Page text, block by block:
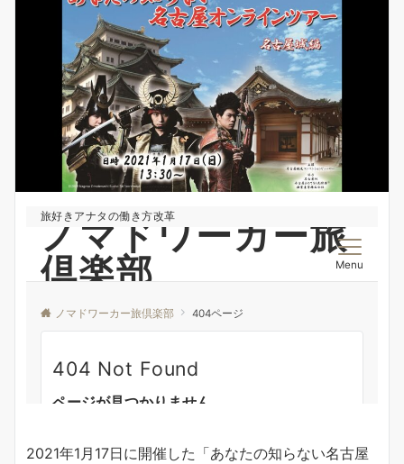
2021年1月17日に開催した「あなたの知らない名古屋